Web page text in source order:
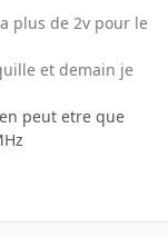
plus de 2v pour le
et demain je
peut etre que